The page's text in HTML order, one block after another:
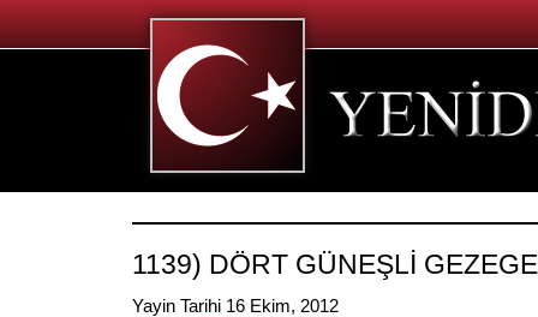
1139) DÖRT GÜNEŞLİ
Yayin Tarihi 16 Ekim, 2012